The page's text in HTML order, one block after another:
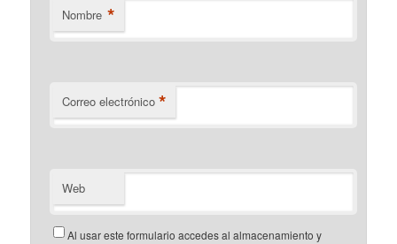
Nombre *
Correo electrónico *
Web
Al usar este formulario accedes al almacenamiento y